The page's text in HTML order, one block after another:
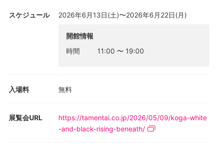
ます。やがて衰退した島の炭鉱の周辺に残るボタとよばれる石炭
の残滓を拾い集め、島の海水から塩をを炊くことを手がかりに、
足下にあるけれど今は見えない近代の痕跡に接近する試みを展示
します。本展にあわせて、作品の背景についてご紹介するアーテ
日時: 2026年6月13日19:00〜
※イベント詳細・お申し込み方法は公式ホームページよりご確認く
スケジュール 2026年6月13日(土)〜2026年6月22日(月)
開館情報
時間
11:00 〜 19:00
入場料 無料
展覧会URL
https://tamentai.co.jp/2026/05/09/koga-white
-and-black-rising-beneath/